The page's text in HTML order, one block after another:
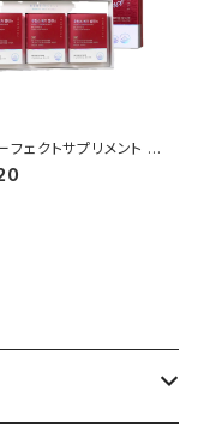
フェクトサプリメント 11
(33ｇ)【Rene-Cell】
※ご注文後、お取り寄